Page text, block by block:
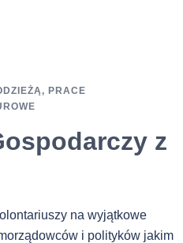
, PRACE
z
na wyjątkowe
i polityków jakim